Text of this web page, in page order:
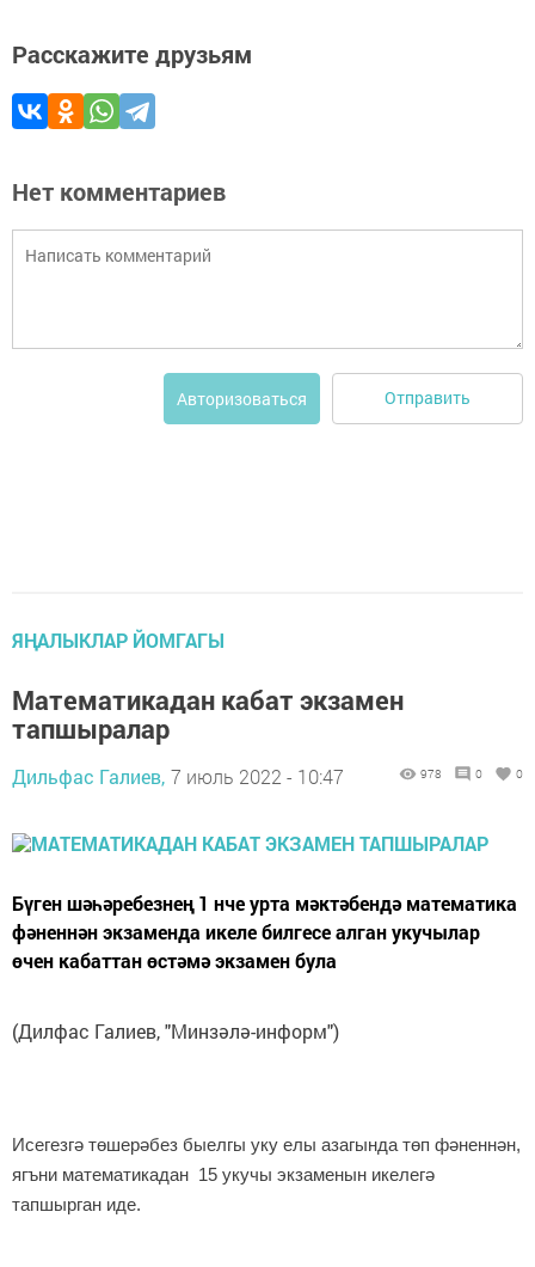
Расскажите друзьям
Нет комментариев
Авторизоваться Отправить
ЯҢАЛЫКЛАР ЙОМГАГЫ
Математикадан кабат экзамен
тапшыралар
Дильфас Галиев, 7 июль 2022 - 10:47 978 0 0
Бүген шәһәребезнең 1 нче урта мәктәбендә математика
фәненнән экзаменда икеле билгесе алган укучылар
өчен кабаттан өстәмә экзамен була
(Дилфас Галиев, "Минзәлә-информ")
Исегезгә төшерәбез быелгы уку елы азагында төп фәненнән,
ягъни математикадан 15 укучы экзаменын икелегә
тапшырган иде.